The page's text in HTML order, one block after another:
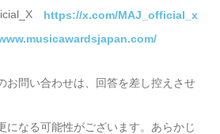
https://x.com/MAJ_official_x
お問い合わせは、回答を差し控えさせ
になる可能性がございます。あらかじ